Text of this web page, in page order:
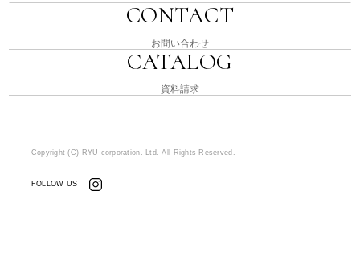
CONTACT
お問い合わせ
CATALOG
資料請求
Copyright (C) RYU corporation. Ltd. All Rights Reserved.
FOLLOW US